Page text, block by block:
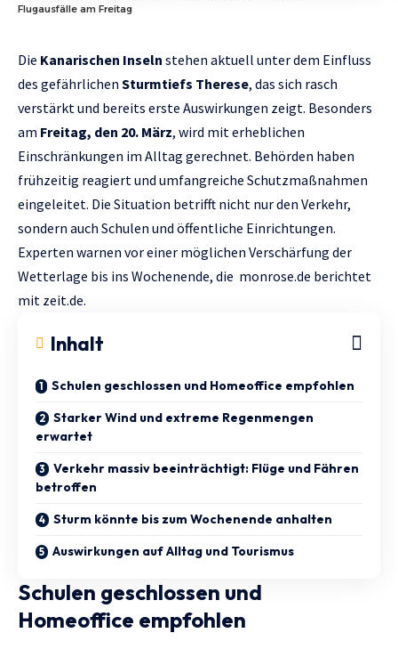
Flugausfälle am Freitag
Die Kanarischen Inseln stehen aktuell unter dem Einfluss
des gefährlichen Sturmtiefs Therese, das sich rasch
verstärkt und bereits erste Auswirkungen zeigt. Besonders
am Freitag, den 20. März, wird mit erheblichen
Einschränkungen im Alltag gerechnet. Behörden haben
frühzeitig reagiert und umfangreiche Schutzmaßnahmen
eingeleitet. Die Situation betrifft nicht nur den Verkehr,
sondern auch Schulen und öffentliche Einrichtungen.
Experten warnen vor einer möglichen Verschärfung der
Wetterlage bis ins Wochenende, die monrose.de berichtet
mit zeit.de.
Inhalt
Schulen geschlossen und Homeoffice empfohlen
Starker Wind und extreme Regenmengen
erwartet
Verkehr massiv beeinträchtigt: Flüge und Fähren
betroffen
Sturm könnte bis zum Wochenende anhalten
Auswirkungen auf Alltag und Tourismus
Schulen geschlossen und
Homeoffice empfohlen